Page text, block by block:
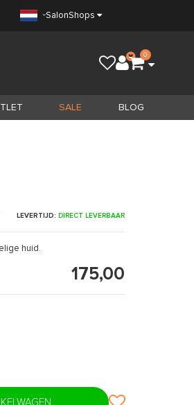
SalonShops
0
SALE BLOG
LEVERTIJD: DIRECT LEVERBAAR
huid.
175,00